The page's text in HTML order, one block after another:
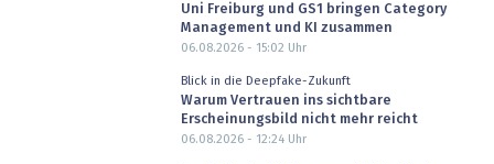
Uni Freiburg und GS1 bringen Category
Management und KI zusammen
06.08.2026 - 15:02 Uhr
Blick in die Deepfake-Zukunft
Warum Vertrauen ins sichtbare
Erscheinungsbild nicht mehr reicht
06.08.2026 - 12:24Uhr